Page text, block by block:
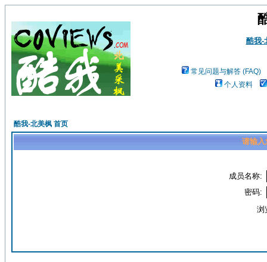
酷我-
常见问题与解答 (FAQ)
个人资料
酷我-北美枫 首页
请输入
成员名称:
密码:
浏